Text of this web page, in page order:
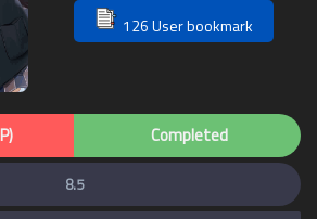
Completed
8.5
126 User bookmark